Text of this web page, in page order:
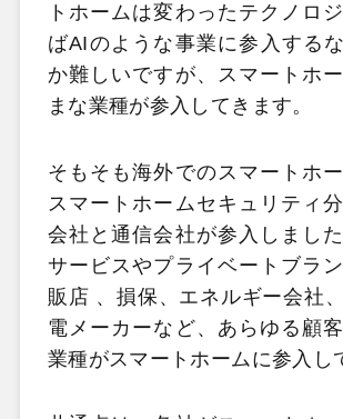
トホームは変わったテクノロ
ばAIのような事業に参入する
か難しいですが、スマートホ
まな業種が参入してきます。
そもそも海外でのスマートホー
スマートホームセキュリティ
会社と通信会社が参入しまし
サービスやプライベートブラ
販店 、損保、エネルギー会社
電メーカーなど、あらゆる顧
業種がスマートホームに参入し